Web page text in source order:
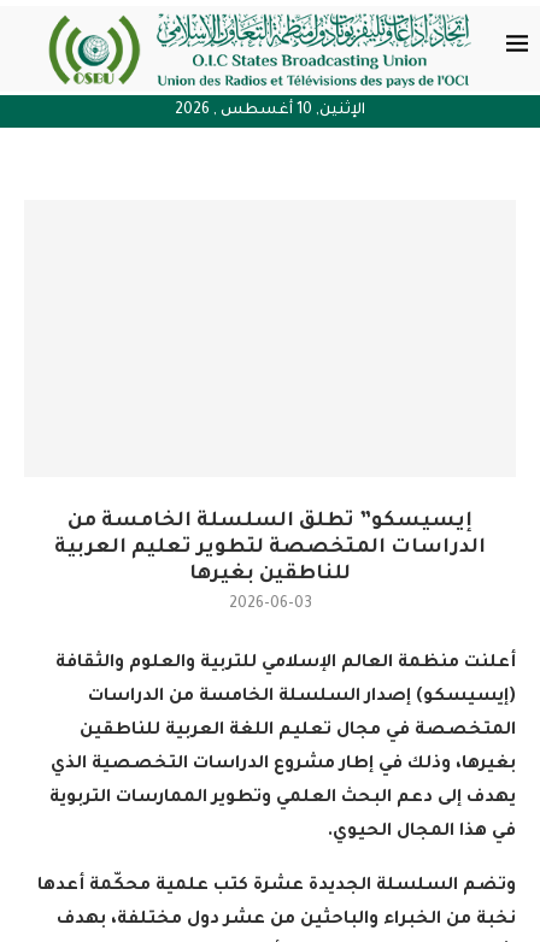
الإثنين, 10 أغسطس , 2026
إيسيسكو” تطلق السلسلة الخامسة من
الدراسات المتخصصة لتطوير تعليم العربية
للناطقين بغيرها
2026-06-03
أعلنت منظمة العالم الإسلامي للتربية والعلوم والثقافة
(إيسيسكو) إصدار السلسلة الخامسة من الدراسات
المتخصصة في مجال تعليم اللغة العربية للناطقين
بغيرها، وذلك في إطار مشروع الدراسات التخصصية الذي
يهدف إلى دعم البحث العلمي وتطوير الممارسات التربوية
في هذا المجال الحيوي.
وتضم السلسلة الجديدة عشرة كتب علمية محكّمة أعدها
نخبة من الخبراء والباحثين من عشر دول مختلفة، بهدف